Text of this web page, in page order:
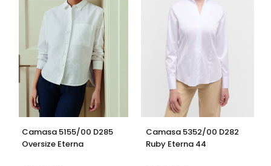
Camasa 5155/00 D285
Oversize Eterna
Camasa 5352/00 D282
Ruby Eterna 44